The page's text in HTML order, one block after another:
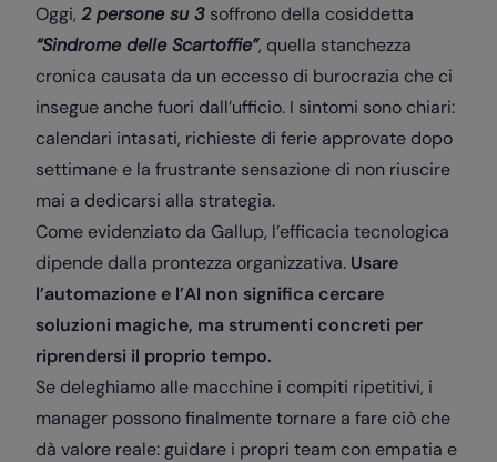
Oggi, 2 persone su 3 soffrono della cosiddetta
“Sindrome delle Scartoffie”, quella stanchezza
cronica causata da un eccesso di burocrazia che ci
insegue anche fuori dall’ufficio. I sintomi sono chiari:
calendari intasati, richieste di ferie approvate dopo
settimane e la frustrante sensazione di non riuscire
mai a dedicarsi alla strategia.
Come evidenziato da Gallup, l’efficacia tecnologica
dipende dalla prontezza organizzativa. Usare
l’automazione e l’AI non significa cercare
soluzioni magiche, ma strumenti concreti per
riprendersi il proprio tempo.
Se deleghiamo alle macchine i compiti ripetitivi, i
manager possono finalmente tornare a fare ciò che
dà valore reale: guidare i propri team con empatia e